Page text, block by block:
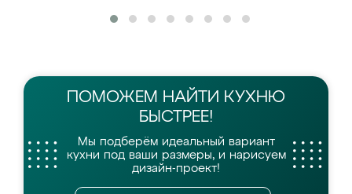
ПОМОЖЕМ НАЙТИ КУХНЮ
БЫСТРЕЕ!
Мы подберём идеальный вариант
кухни под ваши размеры, и нарисуем
дизайн-проект!